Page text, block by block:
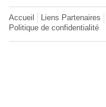
Accueil Liens Partenaires
Politique de confidentialité